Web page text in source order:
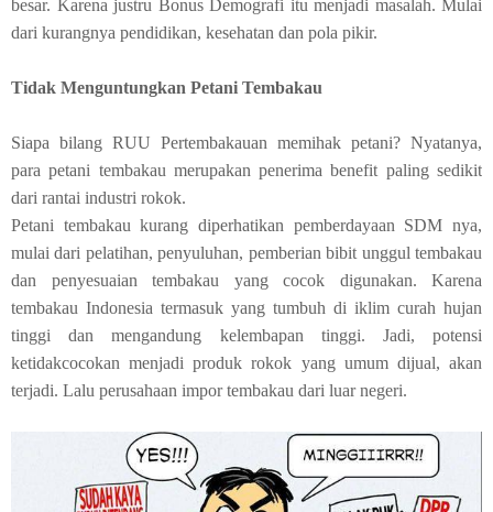
besar. Karena justru Bonus Demografi itu menjadi masalah. Mulai
dari kurangnya pendidikan, kesehatan dan pola pikir.
Tidak Menguntungkan Petani Tembakau
Siapa bilang RUU Pertembakauan memihak petani? Nyatanya,
para petani tembakau merupakan penerima benefit paling sedikit
dari rantai industri rokok.
Petani tembakau kurang diperhatikan pemberdayaan SDM nya,
mulai dari pelatihan, penyuluhan, pemberian bibit unggul tembakau
dan penyesuaian tembakau yang cocok digunakan. Karena
tembakau Indonesia termasuk yang tumbuh di iklim curah hujan
tinggi dan mengandung kelembapan tinggi. Jadi, potensi
ketidakcocokan menjadi produk rokok yang umum dijual, akan
terjadi. Lalu perusahaan impor tembakau dari luar negeri.